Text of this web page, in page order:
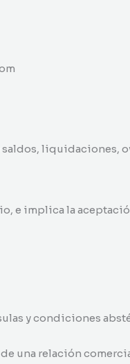
liquidaciones,
e implica la
y condiciones
una relación